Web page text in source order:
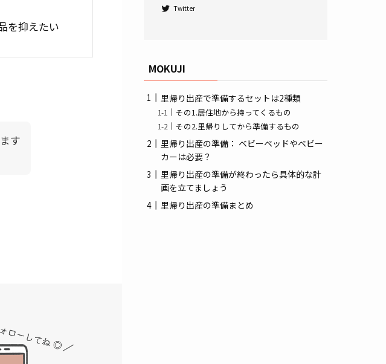
を抑えたい
す
Twitter
MOKUJI
里帰り出産で準備するセットは2種類
その1.居住地から持ってくるもの
その2.里帰りしてから準備するもの
里帰り出産の準備： ベビーベッドやベビー
カーは必要？
里帰り出産の準備が終わったら具体的な計
画を立てましょう
里帰り出産の準備まとめ